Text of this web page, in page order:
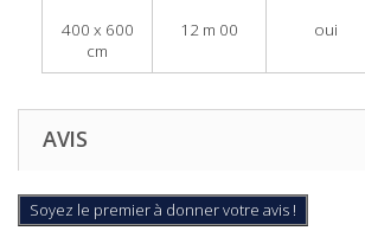
400 x 600
cm
12 m 00 oui
AVIS
Soyez le premier à donner votre avis !